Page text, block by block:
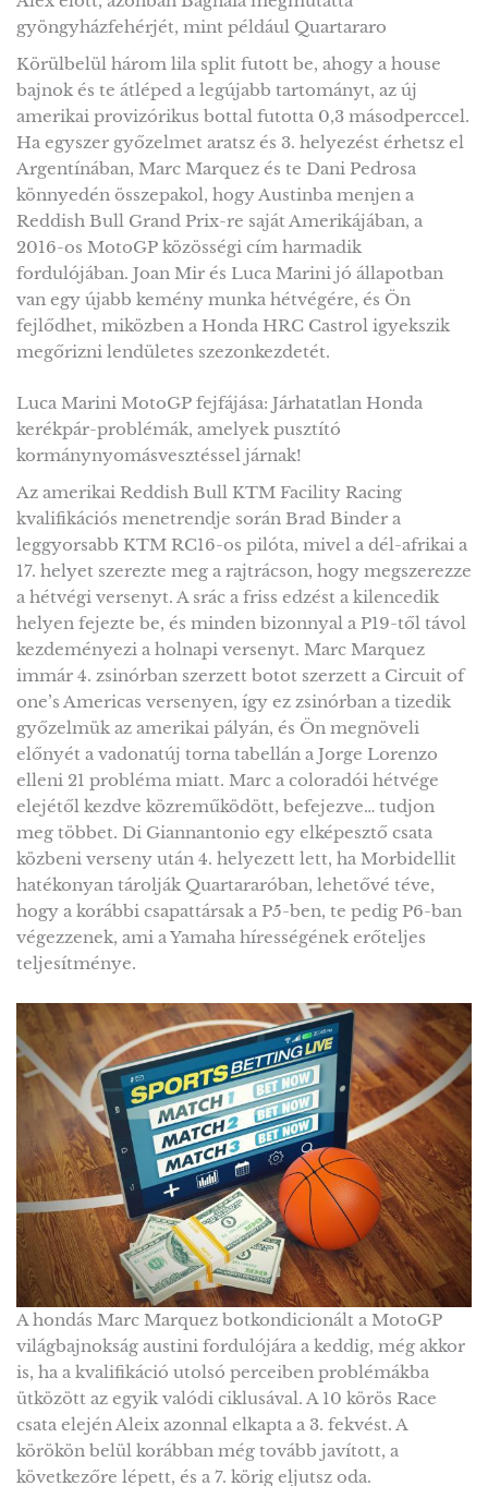
gyöngyházfehérjét, mint például Quartararo
Körülbelül három lila split futott be, ahogy a house
bajnok és te átléped a legújabb tartományt, az új
amerikai provizórikus bottal futotta 0,3 másodperccel.
Ha egyszer győzelmet aratsz és 3. helyezést érhetsz el
Argentínában, Marc Marquez és te Dani Pedrosa
könnyedén összepakol, hogy Austinba menjen a
Reddish Bull Grand Prix-re saját Amerikájában, a
2016-os MotoGP közösségi cím harmadik
fordulójában. Joan Mir és Luca Marini jó állapotban
van egy újabb kemény munka hétvégére, és Ön
fejlődhet, miközben a Honda HRC Castrol igyekszik
megőrizni lendületes szezonkezdetét.
Luca Marini MotoGP fejfájása: Járhatatlan Honda
kerékpár-problémák, amelyek pusztító
kormánynyomásvesztéssel járnak!
Az amerikai Reddish Bull KTM Facility Racing
kvalifikációs menetrendje során Brad Binder a
leggyorsabb KTM RC16-os pilóta, mivel a dél-afrikai a
17. helyet szerezte meg a rajtrácson, hogy megszerezze
a hétvégi versenyt. A srác a friss edzést a kilencedik
helyen fejezte be, és minden bizonnyal a P19-től távol
kezdeményezi a holnapi versenyt. Marc Marquez
immár 4. zsinórban szerzett botot szerzett a Circuit of
one’s Americas versenyen, így ez zsinórban a tizedik
győzelmük az amerikai pályán, és Ön megnöveli
előnyét a vadonatúj torna tabellán a Jorge Lorenzo
elleni 21 probléma miatt. Marc a coloradói hétvége
elejétől kezdve közreműködött, befejezve… tudjon
meg többet. Di Giannantonio egy elképesztő csata
közbeni verseny után 4. helyezett lett, ha Morbidellit
hatékonyan tárolják Quartararóban, lehetővé téve,
hogy a korábbi csapattársak a P5-ben, te pedig P6-ban
végezzenek, ami a Yamaha hírességének erőteljes
teljesítménye.
A hondás Marc Marquez botkondicionált a MotoGP
világbajnokság austini fordulójára a keddig, még akkor
is, ha a kvalifikáció utolsó perceiben problémákba
ütközött az egyik valódi ciklusával. A 10 körös Race
csata elején Aleix azonnal elkapta a 3. fekvést. A
körökön belül korábban még tovább javított, a
következőre lépett, és a 7. körig eljutsz oda.